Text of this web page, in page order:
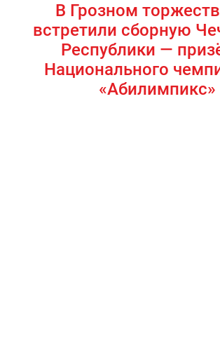
В Грозном
встретили сборную
Республики —
Национального
«Абилимпикс»